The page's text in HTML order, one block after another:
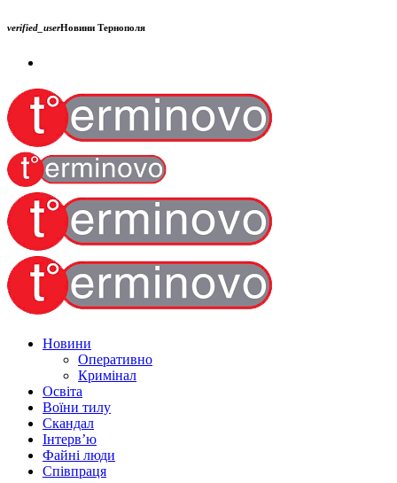
verified_userНовини Тернополя
Новини
Оперативно
Кримінал
Освіта
Воїни тилу
Скандал
Інтерв’ю
Файні люди
Співпраця